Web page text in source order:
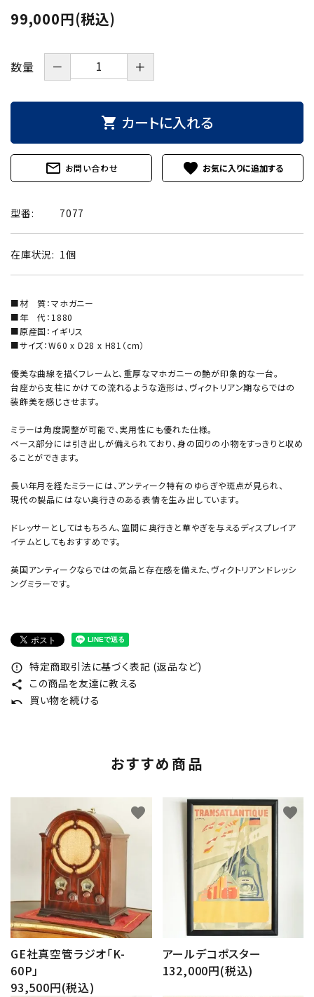
99,000円(税込)
数量 － ＋
shopping_cart カートに入れる
mail_outline お問い合わせ favorite
型番: 7077
在庫状況: 1個
■材 質：マホガニー
■年 代：1880
■原産国：イギリス
■サイズ：W60 x D28 x H81（cm）
優美な曲線を描くフレームと、重厚なマホガニーの艶が印象的な一台。
台座から支柱にかけての流れるような造形は、ヴィクトリアン期ならではの
装飾美を感じさせます。
ミラーは角度調整が可能で、実用性にも優れた仕様。
ベース部分には引き出しが備えられており、身の回りの小物をすっきりと収め
ることができます。
長い年月を経たミラーには、アンティーク特有のゆらぎや斑点が見られ、
現代の製品にはない奥行きのある表情を生み出しています。
ドレッサーとしてはもちろん、空間に奥行きと華やぎを与えるディスプレイア
イテムとしてもおすすめです。
英国アンティークならではの気品と存在感を備えた、ヴィクトリアンドレッシ
ングミラーです。
error_outline 特定商取引法に基づく表記 (返品など)
share この商品を友達に教える
undo 買い物を続ける
おすすめ商品
GE社真空管ラジオ「K-
60P」
93,500円(税込)
favorite
アールデコポスター
132,000円(税込)
favorite